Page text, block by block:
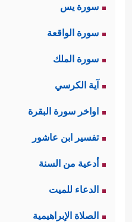
سورة يس
سورة الواقعة
سورة الملك
آية الكرسي
اواخر سورة البقرة
تفسير ابن عاشور
أدعية من السنة
الدعاء للميت
الصلاة الإبراهيمية